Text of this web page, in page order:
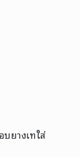
บยางเทใส่